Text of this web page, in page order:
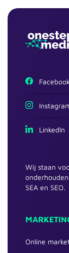
Facebook
LinkedIn
Wij staan
SEA en SEO.
Online